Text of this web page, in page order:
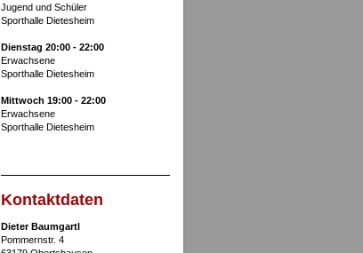
Jugend und Schüler
Sporthalle Dietesheim
Dienstag 20:00 - 22:00
Erwachsene
Sporthalle Dietesheim
Mittwoch 19:00 - 22:00
Erwachsene
Sporthalle Dietesheim
Kontaktdaten
Dieter Baumgartl
Pommernstr. 4